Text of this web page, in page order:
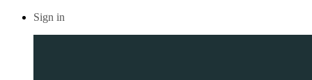
Sign in